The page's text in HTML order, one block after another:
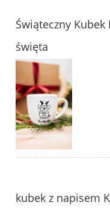
Świąteczny Kubek
święta
kubek z napisem